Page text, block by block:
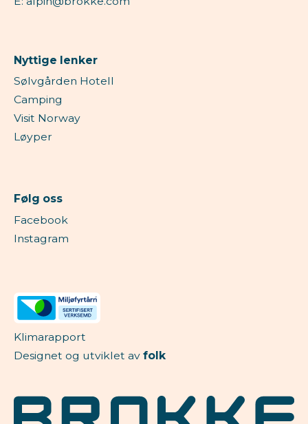
Nyttige lenker
Sølvgården Hotell
Camping
Visit Norway
Løyper
Følg oss
Facebook
Instagram
Klimarapport
Designet og utviklet av folk